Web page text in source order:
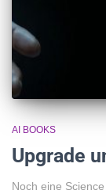
AI BOOKS
Upgrade
Noch eine